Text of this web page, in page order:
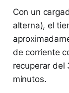
Con un
alterna), el
de corriente
recuperar del
minutos.